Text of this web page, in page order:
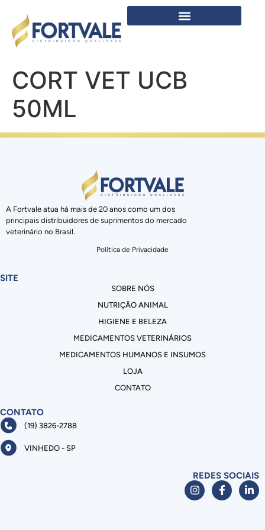
CORT VET UCB
50ML
A Fortvale atua há mais de 20 anos como um dos
principais distribuidores de suprimentos do mercado
veterinário no Brasil.
Política de Privacidade
SITE
SOBRE NÓS
NUTRIÇÃO ANIMAL
HIGIENE E BELEZA
MEDICAMENTOS VETERINÁRIOS
MEDICAMENTOS HUMANOS E INSUMOS
LOJA
CONTATO
CONTATO
(19) 3826-2788
VINHEDO - SP
REDES SOCIAIS